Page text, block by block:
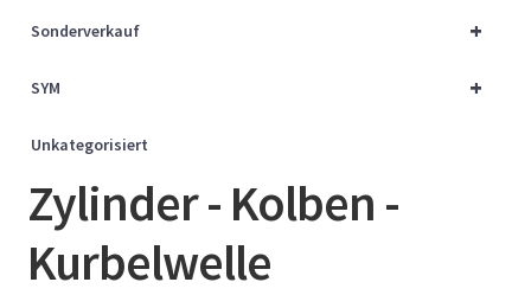
+
Sonderverkauf
+
SYM
Unkategorisiert
Zylinder - Kolben -
Kurbelwelle